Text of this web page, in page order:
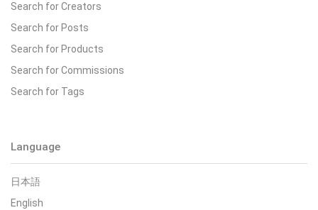
Search for Creators
Search for Posts
Search for Products
Search for Commissions
Search for Tags
Language
日本語
English